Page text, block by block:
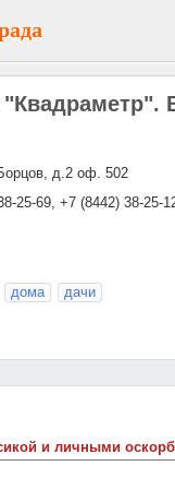
д.2 оф. 502
25-69, +7 (8442) 38-25-
дома дачи
и личными